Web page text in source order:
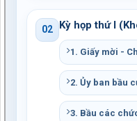
02 Kỳ họp thứ I
1. Giấy mời -
2. Ủy ban bầu
3. Bầu các